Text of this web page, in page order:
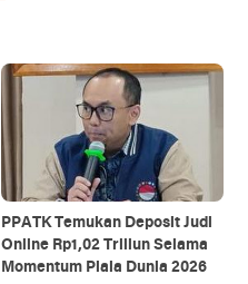
PPATK Temukan Deposit Judi
Online Rp1,02 Triliun Selama
Momentum Piala Dunia 2026